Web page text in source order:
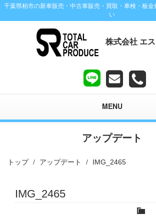
千葉県柏市の新車販売・中古車販売・買取・車検・板金
い
株式会社 エ
MENU
アップデート
トップ アップデート IMG_2465
IMG_2465